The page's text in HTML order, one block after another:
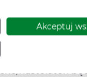
Akceptuj
kwestia
– objawy.
nastolatek